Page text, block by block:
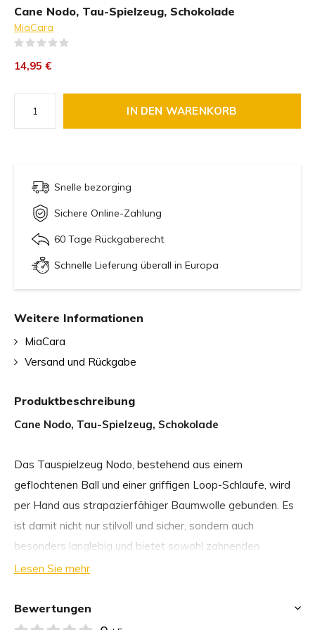
Cane Nodo, Tau-Spielzeug, Schokolade
MiaCara
14,95 €
IN DEN WARENKORB
Snelle bezorging
Sichere Online-Zahlung
60 Tage Rückgaberecht
Schnelle Lieferung überall in Europa
Produktbeschreibung
Cane Nodo, Tau-Spielzeug, Schokolade
Das Tauspielzeug Nodo, bestehend aus einem
geflochtenen Ball und einer griffigen Loop-Schlaufe, wird
per Hand aus strapazierfähiger Baumwolle gebunden. Es
ist damit nicht nur stilvoll und sicher, sondern auch
besonders langlebig und bietet sowohl zahnenden
Welpen, als auch starken Kauern ausgiebige Spielstunden.
zum Apportiertraining verwendet werden kann.
Lesen Sie mehr
Weitere Informationen
MiaCara
Versand und Rückgabe
Bewertungen